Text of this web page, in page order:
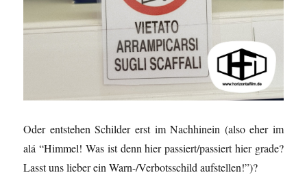
Oder entstehen Schilder erst im Nachhinein (also eher im
alá “Himmel! Was ist denn hier passiert/passiert hier grade?
Lasst uns lieber ein Warn-/Verbotsschild aufstellen!”)?